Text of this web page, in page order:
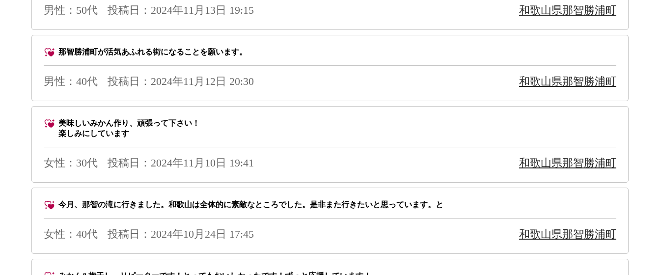
男性 ：50代 投稿日：2024年11月13日 19:15 和歌山県那智勝浦町
那智勝浦町が活気あふれる街になることを願います。
男性 ：40代 投稿日：2024年11月12日 20:30 和歌山県那智勝浦町
美味しいみかん作り、頑張って下さい！
楽しみにしています
女性：30代 投稿日：2024年11月10日 19:41 和歌山県那智勝浦町
今月、那智の滝に行きました。和歌山は全体的に素敵なところでした。是非また行きたいと思っています。と
女性：40代 投稿日：2024年10月24日 17:45 和歌山県那智勝浦町